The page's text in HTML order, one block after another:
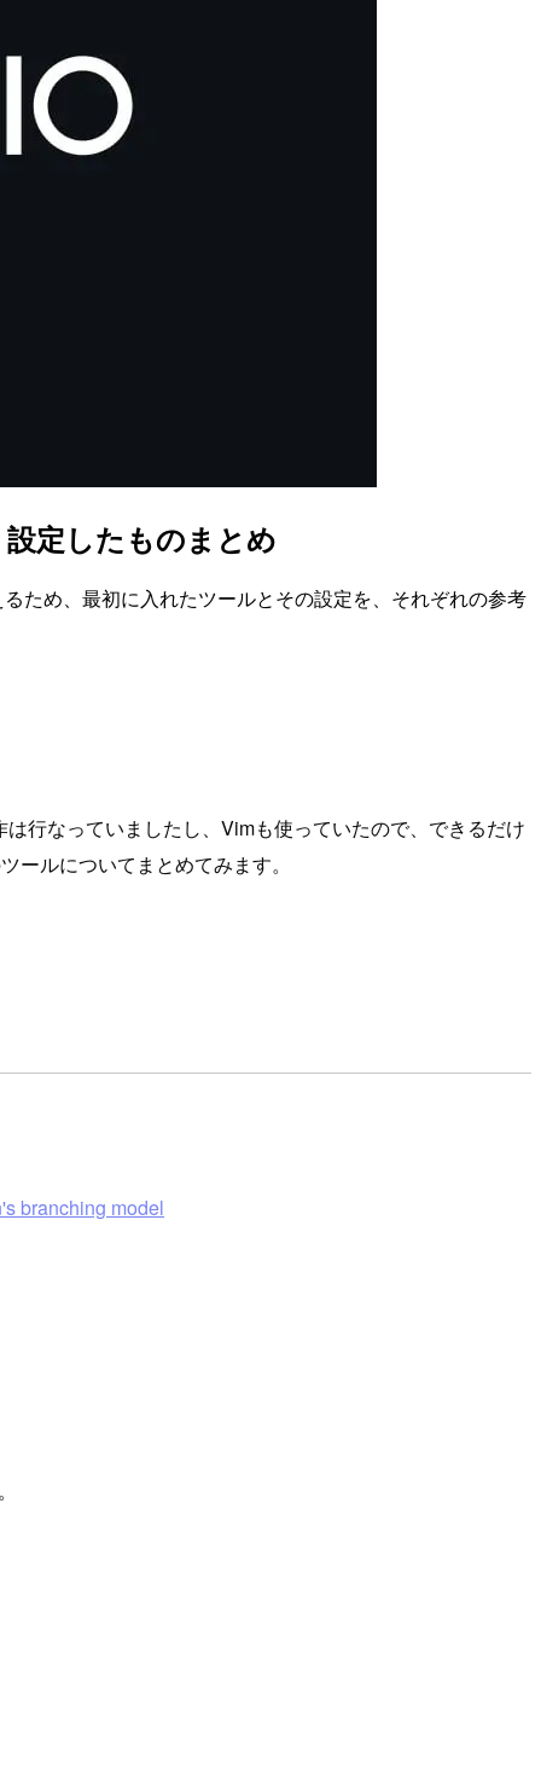
定したものまとめ
ため、最初に入れたツールとその設定を、それぞれの参考
行なっていましたし、Vimも使っていたので、できるだけ
ルについてまとめてみます。
branching model